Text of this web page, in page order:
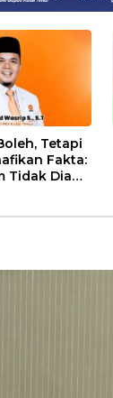
Tetapi
Fakta:
Tidak Diam